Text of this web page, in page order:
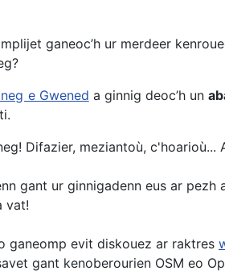
ganeoc’h ur merdeer
e Gwened a ginnig deoc’h un
Difazier, meziantoù,
gant ur ginnigadenn eus ar
vat!
ganeomp evit diskouez ar raktres
gant kenoberourien OSM eo